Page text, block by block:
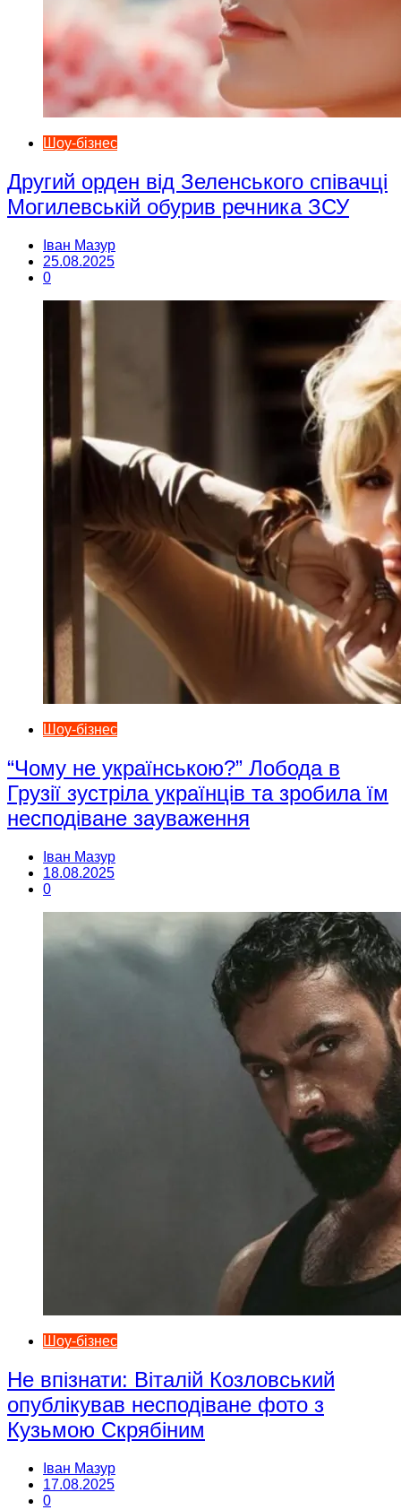
Шоу-бізнес
Другий орден від Зеленського співачці
Могилевській обурив речника ЗСУ
Іван Мазур
25.08.2025
0
Шоу-бізнес
“Чому не українською?” Лобода в
Грузії зустріла українців та зробила їм
несподіване зауваження
Іван Мазур
18.08.2025
0
Шоу-бізнес
Не впізнати: Віталій Козловський
опублікував несподіване фото з
Кузьмою Скрябіним
Іван Мазур
17.08.2025
0